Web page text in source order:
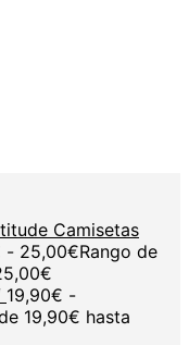
Camisetas
- 25,00€Rango de
19,90€ -
19,90€ hasta